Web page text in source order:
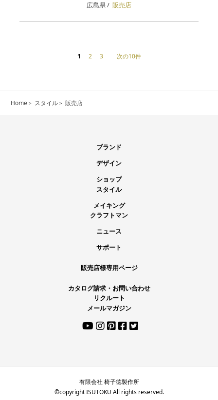
広島県/ 販売店
1 2 3 次の10件
Home スタイル 販売店
ブランド
デザイン
ショップ
スタイル
メイキング
クラフトマン
ニュース
サポート
販売店様専用ページ
カタログ請求・お問い合わせ
リクルート
メールマガジン
有限会社 椅子徳製作所
©copyright ISUTOKU All rights reserved.